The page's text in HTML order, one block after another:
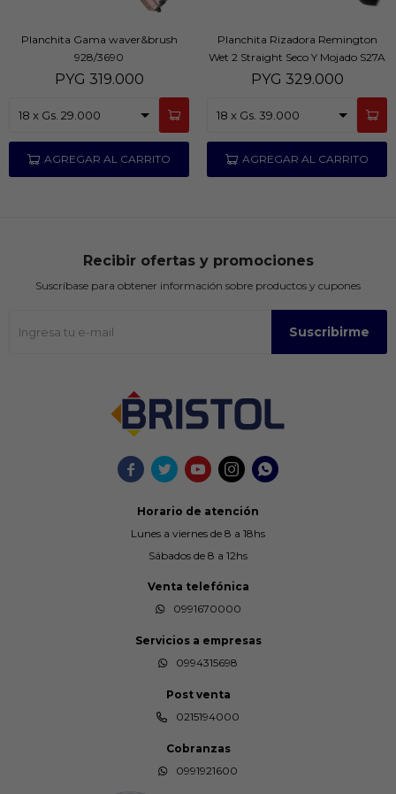
Planchita Gama waver&brush
928/3690
PYG 319.000
Planchita Rizadora Remington
Wet 2 Straight Seco Y Mojado S27A
PYG 329.000
    
Horario de atención
Lunes a viernes de 8 a 18hs
Sábados de 8 a 12hs
Venta telefónica
0991670000
Servicios a empresas
0994315698
Post venta
0215194000
Cobranzas
0991921600
Recibir ofertas y promociones
Suscríbase para obtener información sobre productos y cupones
Suscribirme